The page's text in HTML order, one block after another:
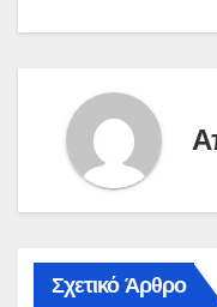
Σχετικό Άρθρο